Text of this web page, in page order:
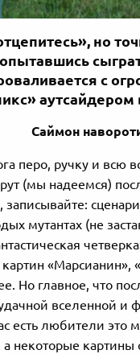
но
с
аутсайдером
Саймон
перо, ручку и всю
(мы надеемся)
записывайте:
мутантах (не
Но главное, что
вселенной
есть любители
некоторые картины